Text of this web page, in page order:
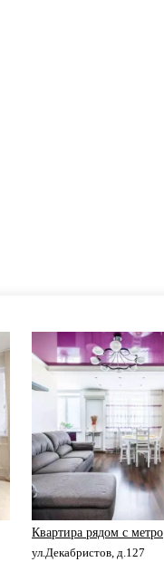
Квартира рядом с метро
ул.Декабристов, д.127